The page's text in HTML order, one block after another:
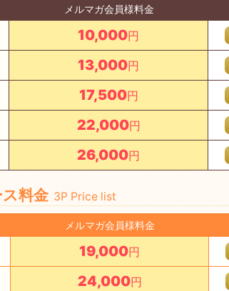
メルマガ会員様料金
10,000
13,000
17,500
22,000
26,000
料金 3P Price list
メルマガ会員様料金
19,000
24,000